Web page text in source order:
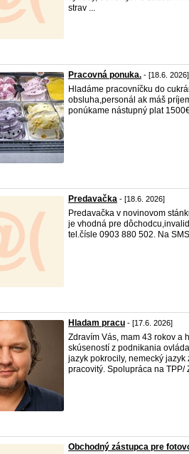
strav ...
Pracovná ponuka. - [18.6. 2026]
Hladáme pracovníčku do
obsluha,personál ak máš
ponúkame nástupný plat
Predavačka - [18.6. 2026]
Predavačka v novinovom
je vhodná pre
tel.čísle 0903 880 502. Na
Hladam pracu - [17.6. 2026]
Zdravím Vás, mam 43 rokov a
skúseností z podnikania
jazyk pokrocily, nemecký
pracovitý. Spolupráca na TPP/
Obchodný zástupca pre